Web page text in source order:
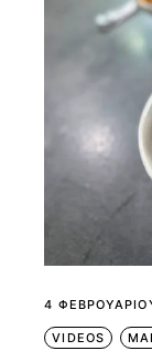
4
VIDEOS